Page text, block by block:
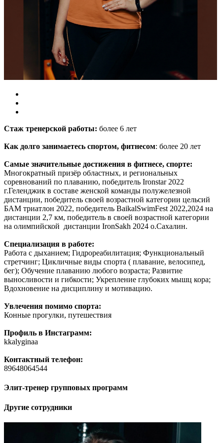
Стаж тренерской работы: более 6 лет
Как долго занимаетесь спортом, фитнесом: более 20 лет
Самые значительные достижения в фитнесе, спорте:
Многократный призёр областных, и региональных
соревнований по плаванию, победитель Ironstar 2022
г.Геленджик в составе женской команды полужелезной
дистанции, победитель своей возрастной категории цельсий
БАМ триатлон 2022, победитель BaikalSwimFest 2022,2024 на
дистанции 2,7 км, победитель в своей возрастной категории
на олимпийской дистанции IronSakh 2024 о.Сахалин.
Специализация в работе:
Работа с дыханием; Гидрореабилитация; Функциональный
стретчинг; Цикличные виды спорта ( плавание, велосипед,
бег); Обучение плаванию любого возраста; Развитие
выносливости и гибкости; Укрепление глубоких мышц кора;
Вдохновение на дисциплину и мотивацию.
Увлечения помимо спорта:
Конные прогулки, путешествия
Профиль в Инстаграмм:
kkalyginaa
Контактный телефон:
89648064544
Элит-тренер групповых программ
Другие сотрудники